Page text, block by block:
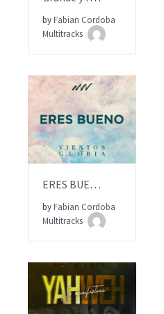
ITEM PRICE:$15.00
byFabian Cordoba
Multitracks
AÑADIR AL PEDIDO
ITEM PRICE:$15.00
ERES BUENO | Multitrack | NEW WINE
byFabian Cordoba
Multitracks